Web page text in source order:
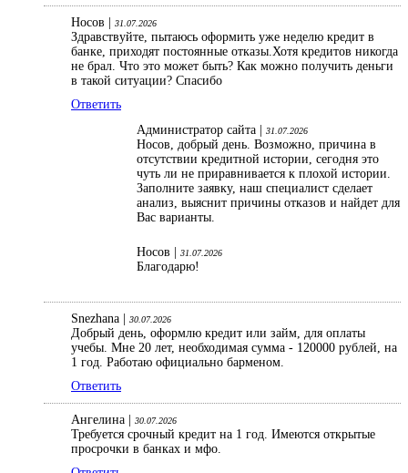
Носов | 31.07.2026
Здравствуйте, пытаюсь оформить уже неделю кредит в
банке, приходят постоянные отказы.Хотя кредитов никогда
не брал. Что это может быть? Как можно получить деньги
в такой ситуации? Спасибо
Ответить
Администратор сайта |
31.07.2026
Носов, добрый день. Возможно, причина в
отсутствии кредитной истории, сегодня это
чуть ли не приравнивается к плохой истории.
Заполните заявку, наш специалист сделает
анализ, выяснит причины отказов и найдет для
Вас варианты.
Носов | 31.07.2026
Благодарю!
Snezhana | 30.07.2026
Добрый день, оформлю кредит или займ, для оплаты
учебы. Мне 20 лет, необходимая сумма - 120000 рублей, на
1 год. Работаю официально барменом.
Ответить
Ангелина | 30.07.2026
Требуется срочный кредит на 1 год. Имеются открытые
просрочки в банках и мфо.